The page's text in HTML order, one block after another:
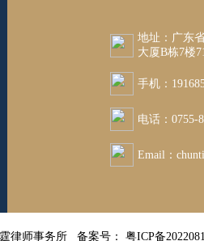
地址：广东
大厦B栋7楼
手机：
电话：0755-
Email：
律师事务所 备案号： 粤ICP备